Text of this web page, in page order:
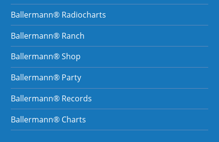
Ballermann® Radiocharts
Ballermann® Ranch
Ballermann® Shop
Ballermann® Party
Ballermann® Records
Ballermann® Charts